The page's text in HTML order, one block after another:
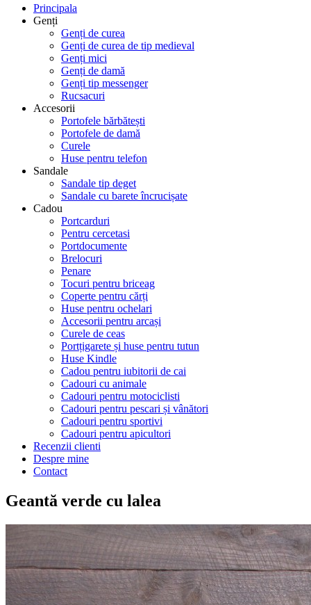
Principala
Genți
Genți de curea
Genți de curea de tip medieval
Genți mici
Genți de damă
Genți tip messenger
Rucsacuri
Accesorii
Portofele bărbătești
Portofele de damă
Curele
Huse pentru telefon
Sandale
Sandale tip deget
Sandale cu barete încrucișate
Cadou
Portcarduri
Pentru cercetasi
Portdocumente
Brelocuri
Penare
Tocuri pentru briceag
Coperte pentru cărți
Huse pentru ochelari
Accesorii pentru arcași
Curele de ceas
Portțigarete și huse pentru tutun
Huse Kindle
Cadou pentru iubitorii de cai
Cadouri cu animale
Cadouri pentru motociclisti
Cadouri pentru pescari și vânători
Cadouri pentru sportivi
Cadouri pentru apicultori
Recenzii clienti
Despre mine
Contact
Geantă verde cu lalea